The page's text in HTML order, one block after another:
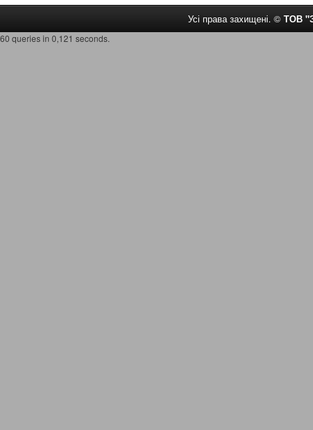
Усі права захищені. © ТОВ
60 queries in 0,121 seconds.